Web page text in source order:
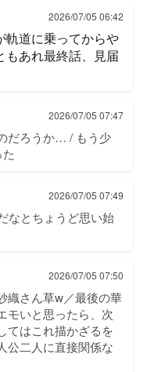
2026/07/05 06:42
軌道に乗ってからや
あれ最終話、見届
2026/07/05 07:47
だろうか… / もう少
2026/07/05 07:49
なとちょうど思い始
2026/07/05 07:50
織さん草w／最後の華
モいと思ったら、次
てはこれ描かざるを
公二人に直接関係な